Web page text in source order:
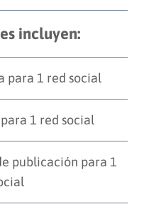
incluyen:
para 1 red social
1 red social
publicación para 1